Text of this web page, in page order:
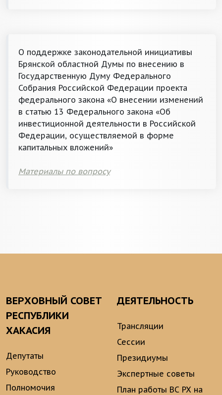
О поддержке законодательной инициативы
Брянской областной Думы по внесению в
Государственную Думу Федерального
Собрания Российской Федерации проекта
федерального закона «О внесении изменений
в статью 13 Федерального закона «Об
инвестиционной деятельности в Российской
Федерации, осуществляемой в форме
капитальных вложений»
Материалы по вопросу
ВЕРХОВНЫЙ СОВЕТ
РЕСПУБЛИКИ
ХАКАСИЯ
Депутаты
Руководство
Полномочия
ДЕЯТЕЛЬНОСТЬ
Трансляции
Сессии
Президиумы
Экспертные советы
План работы ВС РХ на